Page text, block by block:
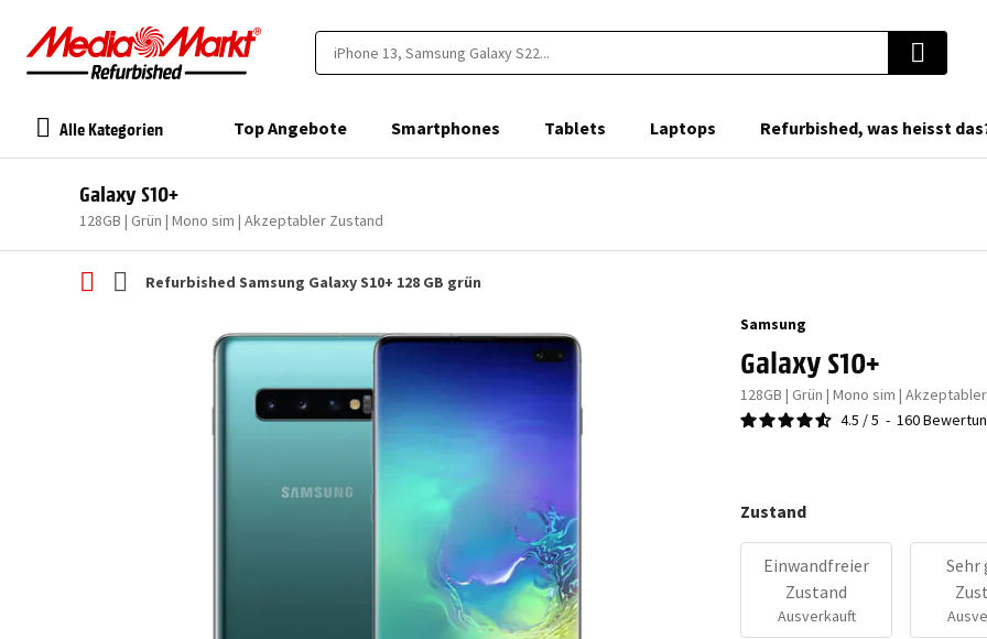
Alle Kategorien Top Angebote Smartphones Tablets Laptops Refurbished, was heisst
Galaxy S10+
128GB | Grün | Mono sim | Akzeptabler Zustand
Refurbished Samsung Galaxy S10+ 128 GB grün
Samsung
Galaxy S10+
128GB | Grün | Mono sim |
4.5 /5 - 160
Zustand
Einwandfreier
Zustand
Ausverkauft
Sehr